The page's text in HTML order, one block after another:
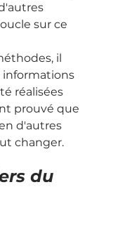
sur ce
il
informations
réalisées
prouvé que
d'autres
changer.
du